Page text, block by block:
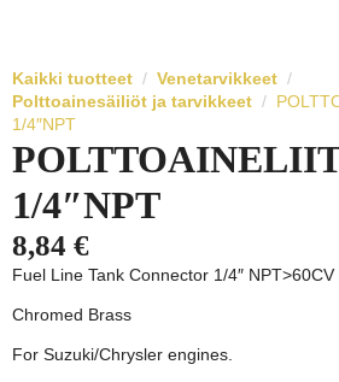
Kaikki tuotteet
Venetarvikkeet
Polttoainesäiliöt ja tarvikkeet
1/4″NPT
1/4″NPT
8,84 €
Fuel Line Tank Connector 1/4″ NPT>60CV
Chromed Brass
For Suzuki/Chrysler engines.